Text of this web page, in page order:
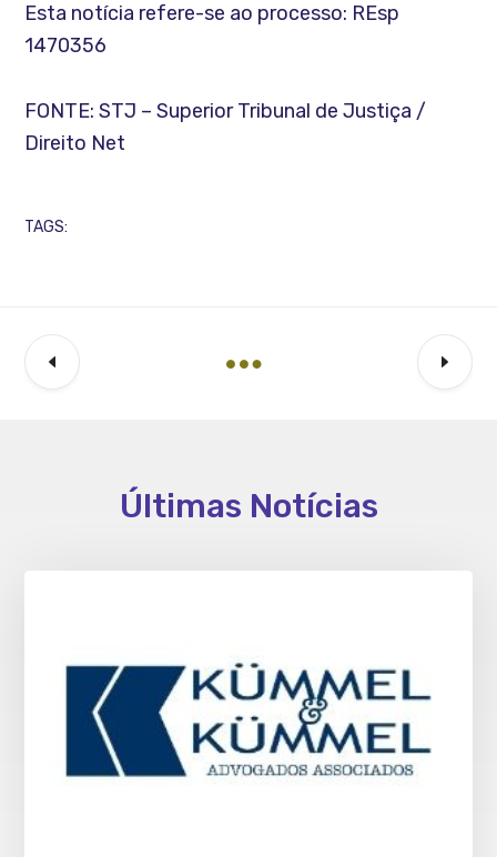
Esta notícia refere-se ao processo: REsp
1470356
FONTE: STJ – Superior Tribunal de Justiça /
Direito Net
TAGS:
Últimas Notícias